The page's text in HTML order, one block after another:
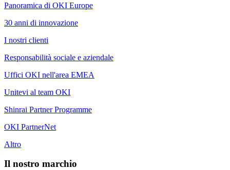
Panoramica di OKI Europe
30 anni di innovazione
I nostri clienti
Responsabilità sociale e aziendale
Uffici OKI nell'area EMEA
Unitevi al team OKI
Shinrai Partner Programme
OKI PartnerNet
Altro
Il nostro marchio